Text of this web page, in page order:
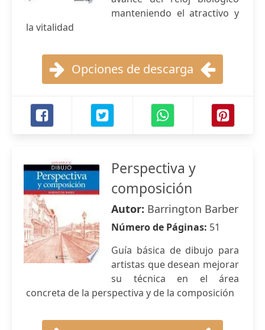
manteniendo el atractivo y
la vitalidad
Opciones de descarga
Perspectiva y
composición
Autor: Barrington Barber
Número de Páginas: 51
Guía básica de dibujo para
artistas que desean mejorar
su técnica en el área
concreta de la perspectiva y de la composición